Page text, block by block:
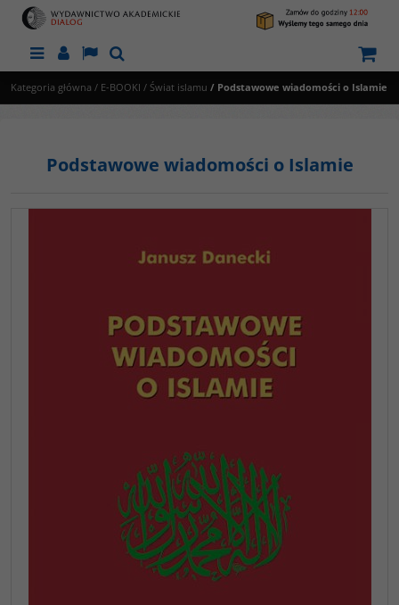
MenuPanelLangSzukaj
Kategoria główna / E-BOOKI / Świat islamu / Podstawowe wiadomości o Islamie
Podstawowe wiadomości o Islamie